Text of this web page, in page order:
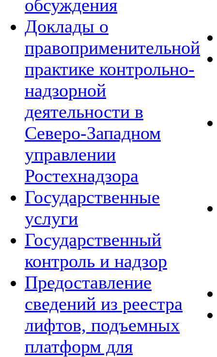
обсуждения
Доклады о
правоприменительной
практике контрольно-
надзорной
деятельности в
Северо-Западном
управлении
Ростехнадзора
Государственные
услуги
Государственный
контроль и надзор
Предоставление
сведений из реестра
лифтов, подъемных
платформ для